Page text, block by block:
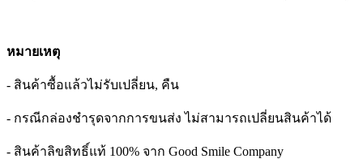
หมายเหตุ
- สินค้าซื้อแล้วไม่รับเปลี่ยน, คืน
- กรณีกล่องชำรุดจากการขนส่ง ไม่สามารถเปลี่ยนสินค้าได้
- สินค้าลิขสิทธิ์แท้ 100% จาก Good Smile Company